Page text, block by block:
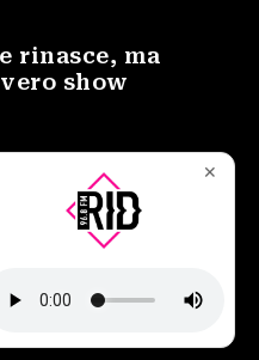
rinasce, ma
show
via Vittorio Amedeo II, 21 -
- Codice Fiscale 97883690014
al Tribunale di Torino n°
- RG n. 16073/2019
✕